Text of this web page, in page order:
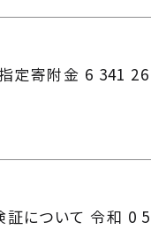
寄附金 6 341
について 令和